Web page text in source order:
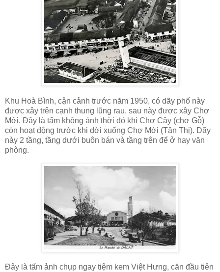
Khu Hoà Bình, cận cảnh trước năm 1950, có dãy phố này
được xây trên cạnh thung lũng rau, sau này được xây Chợ
Mới. Đây là tấm không ảnh thời đó khi Chợ Cây (chợ Gỗ)
còn hoạt động trước khi dời xuống Chợ Mới (Tân Thị). Dãy
này 2 tầng, tầng dưới buôn bán và tầng trên để ở hay văn
phòng.
Đây là tấm ảnh chụp ngay tiệm kem Việt Hưng, căn đầu tiên